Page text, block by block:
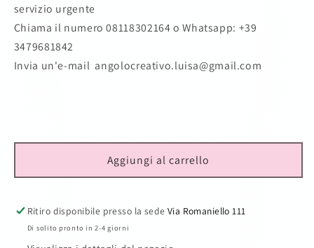
servizio urgente
Chiama il numero 08118302164o Whatsapp: +39
3479681842
Invia un'e-mail angolocreativo.luisa@gmail.com
Aggiungi al carrello
Ritiro disponibile presso la sede Via Romaniello 111
Di solito pronto in 2-4 giorni